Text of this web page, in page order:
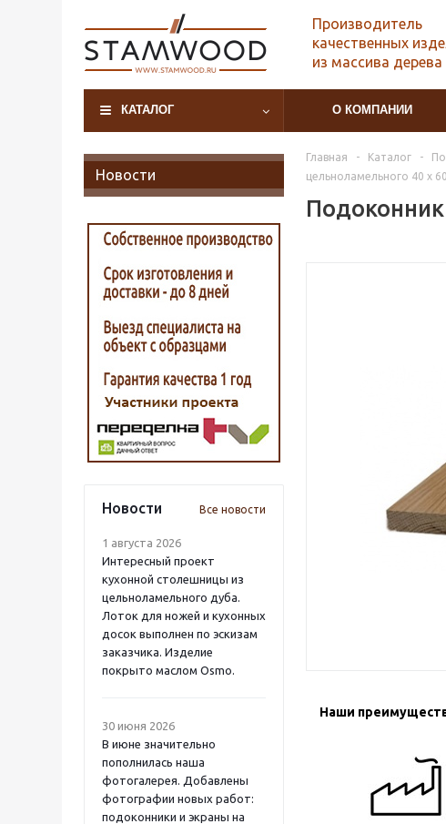
Производитель
качественных
из массива дерева
КАТАЛОГ О КОМПАНИИ
Новости
Новости Все новости
1 августа 2026
Интересный проект
кухонной столешницы из
цельноламельного дуба.
Лоток для ножей и кухонных
досок выполнен по эскизам
заказчика. Изделие
покрыто маслом Osmo.
30 июня 2026
В июне значительно
пополнилась наша
фотогалерея. Добавлены
фотографии новых работ:
подоконники и экраны на
Главная - Каталог -
цельноламельного 40 х
Подоконник
Наши